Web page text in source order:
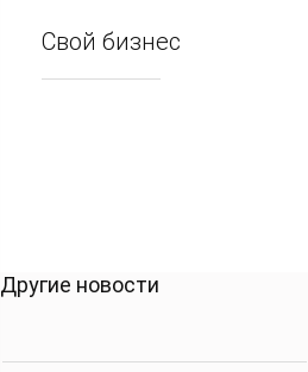
-- Лучшее, что можно сделать с хорошим
никогда не бывает полезен никому, кроме того,
Свой бизнес
Другие новости